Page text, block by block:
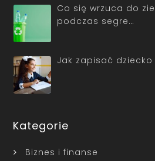
Co się wrzuca do
podczas segre…
Jak zapisać dziecko
Kategorie
Biznes i finanse